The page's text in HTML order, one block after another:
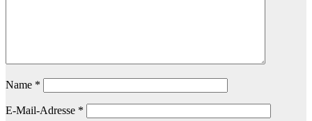
Name *
E-Mail-Adresse *